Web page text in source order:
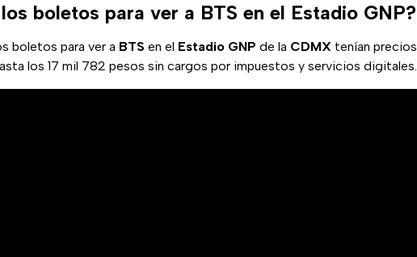
boletos para ver a BTS en el Estadio GNP?
boletos para ver a BTS en el Estadio GNP de la CDMX tenían precios
los 17 mil 782 pesos sin cargos por impuestos y servicios digitales.